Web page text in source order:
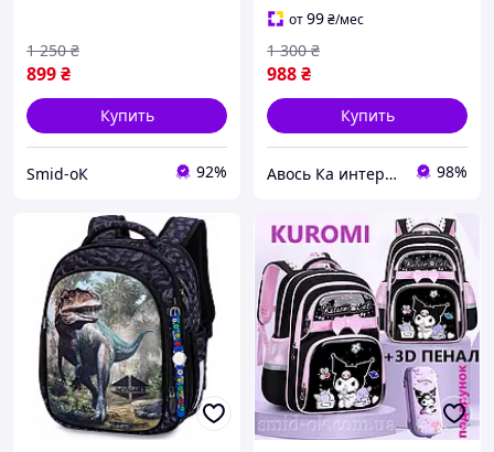
899₴
1 250 ₴
Купить
Smid-оК 92%
от99₴/мес
988₴
1 300 ₴
Купить
Авось Ка интернет-магазин рюкзаков и сумок 98%